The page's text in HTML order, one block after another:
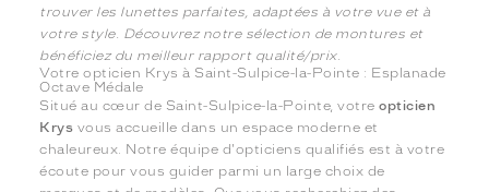
trouver les lunettes parfaites, adaptées à votre vue et à
votre style. Découvrez notre sélection de montures et
bénéficiez du meilleur rapport qualité/prix.
Votre opticien Krys à Saint-Sulpice-la-Pointe : Esplanade
Octave Médale
Situé au cœur de Saint-Sulpice-la-Pointe, votreopticien
Krys vous accueille dans un espace moderne et
chaleureux. Notre équipe d'opticiens qualifiés est à votre
écoute pour vous guider parmi un large choix de